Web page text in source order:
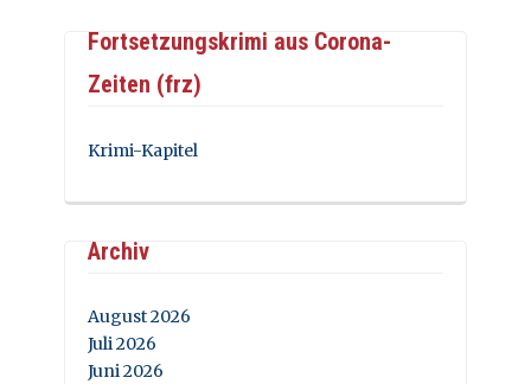
Fortsetzungskrimi aus Corona-
Zeiten (frz)
Krimi-Kapitel
Archiv
August 2026
Juli 2026
Juni 2026